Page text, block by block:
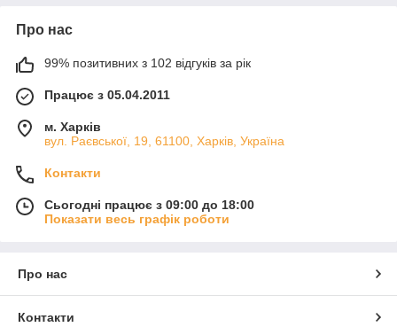
Про нас
99% позитивних з 102 відгуків за рік
Працює з 05.04.2011
м. Харків
вул. Раєвської, 19, 61100, Харків, Україна
Контакти
Сьогодні працює з 09:00 до 18:00
Показати весь графік роботи
Про нас
Контакти